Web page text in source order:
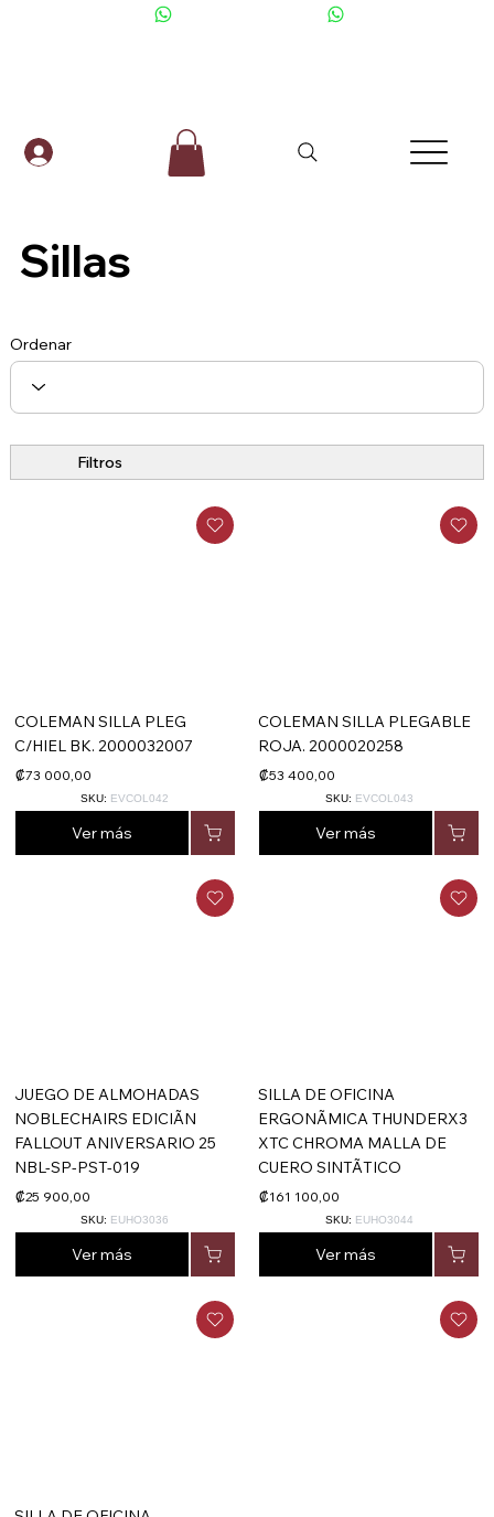
COLEMAN SILLA PLEG
C/HIEL BK. 2000032007
₡73 000,00
Ver más
SKU: EVCOL042
COLEMAN SILLA PLEGABLE
ROJA. 2000020258
₡53 400,00
Ver más
SKU: EVCOL043
JUEGO DE ALMOHADAS
NOBLECHAIRS EDICIÃN
FALLOUT ANIVERSARIO 25
NBL-SP-PST-019
₡25 900,00
Ver más
SKU: EUHO3036
SILLA DE OFICINA
ERGONÃMICA THUNDERX3
XTC CHROMA MALLA DE
CUERO SINTÃTICO
₡161 100,00
Ver más
SKU: EUHO3044
Sillas
Filtros
Ordenar